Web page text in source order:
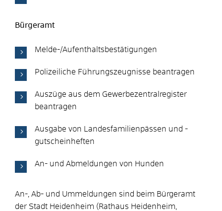
Bürgeramt
Melde-/Aufenthaltsbestätigungen
Polizeiliche Führungszeugnisse beantragen
Auszüge aus dem Gewerbezentralregister
beantragen
Ausgabe von Landesfamilienpässen und -
gutscheinheften
An- und Abmeldungen von Hunden
An-, Ab- und Ummeldungen sind beim Bürgeramt
der Stadt Heidenheim (Rathaus Heidenheim,